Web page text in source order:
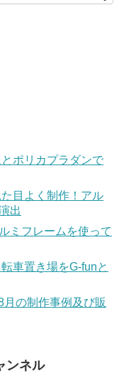
ポリカプラダンで
目よく制作！アル
出
ミフレームを使って
車置き場をG-funと
の制作事例及び販
ンネル